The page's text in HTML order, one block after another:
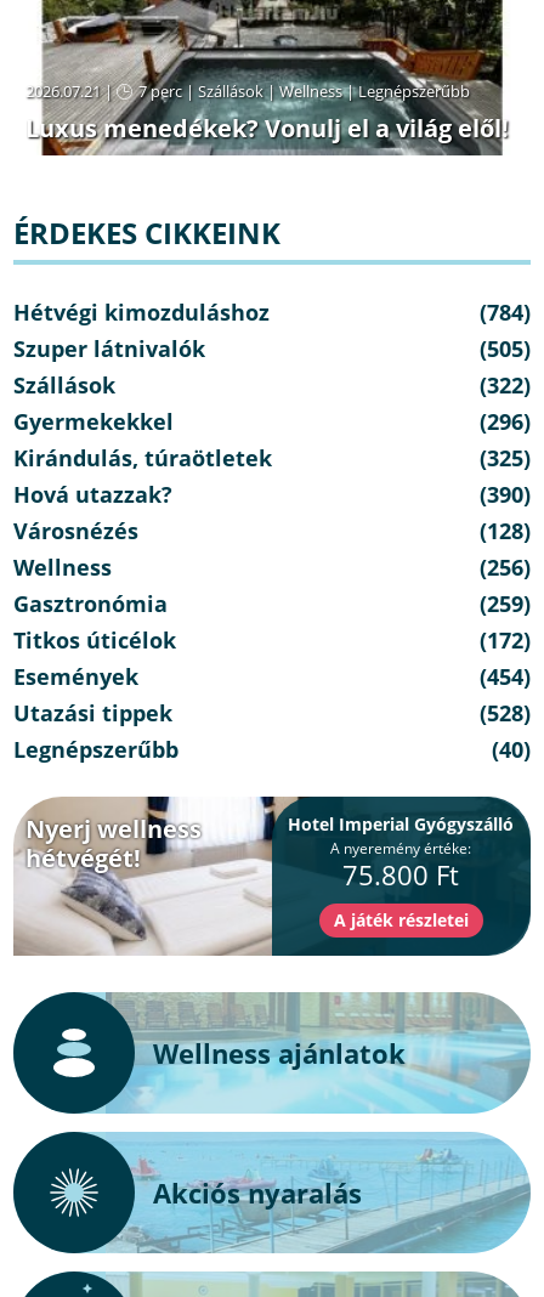
2026.07.21 | 7 perc|Szállások|Wellness|Legnépszerűbb
Luxus menedékek? Vonulj el a világ elől!
ÉRDEKES CIKKEINK
Hétvégi kimozduláshoz
(784)
Szuper látnivalók
(505)
Szállások
(322)
Gyermekekkel
(296)
Kirándulás, túraötletek
(325)
Hová utazzak?
(390)
Városnézés
(128)
Wellness
(256)
Gasztronómia
(259)
Titkos úticélok
(172)
Események
(454)
Utazási tippek
(528)
Legnépszerűbb
(40)
Nyerj wellness
hétvégét!
Hotel Imperial Gyógyszálló
A nyeremény értéke:
75.800 Ft
Wellness ajánlatok
Akciós nyaralás